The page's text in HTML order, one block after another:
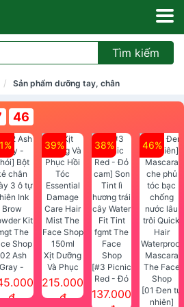
Tìm kiếm
Sản phẩm dưỡng tay, chân
45
Ash
Gray -
Bột
kẻ chân
đ
39%
Xịt Dưỡng
Và Phục
Hồi Tóc
Essential
215.000
đ
38%
[#3 Picnic
Red - Đỏ
cam] Son
137.000
46%
[01 Đen tự
nhiên]